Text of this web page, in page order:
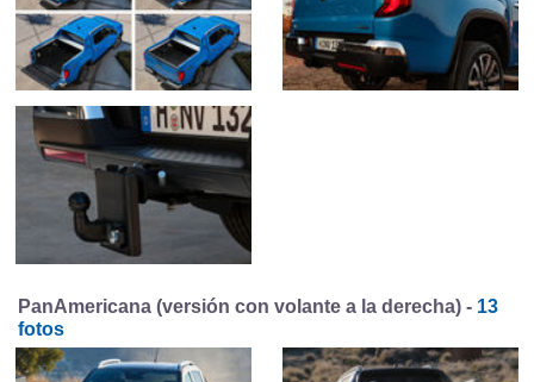
PanAmericana (versión con volante a la derecha) - 13
fotos